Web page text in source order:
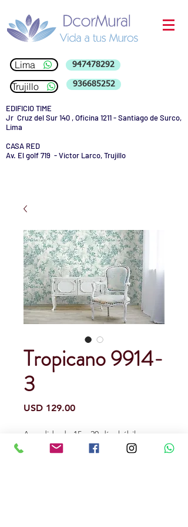
Lima 947478292
Trujillo 936685252
EDIFICIO TIME
Jr Cruz del Sur 140 , Oficina 1211 - Santiago de Surco,
Lima
CASA RED
Av. El golf 719 - Victor Larco, Trujillo
Tropicano 9914-
3
USD 129.00Precio
A pedido de 15 a 20 días hábiles.
(opcional)